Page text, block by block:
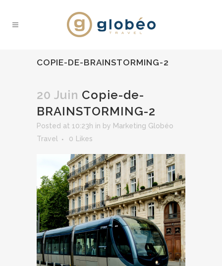
COPIE-DE-BRAINSTORMING-2
20 Juin Copie-de-
BRAINSTORMING-2
Posted at 10:23h in by Marketing Globéo
Travel
0 Likes